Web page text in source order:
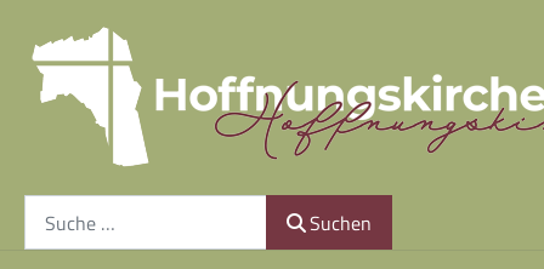
Suchen
Gottesdienst sonntags um 10:30 Uhr
Gemeindeleitung
Finanzierung